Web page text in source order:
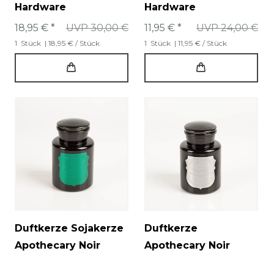
Hardware
UVP 30,00 €
18,95 € *
1 Stück | 18,95 € / Stück
Hardware
UVP 24,00 €
11,95 € *
1 Stück | 11,95 € / Stück
Duftkerze Sojakerze
Apothecary Noir
Duftkerze
Apothecary Noir